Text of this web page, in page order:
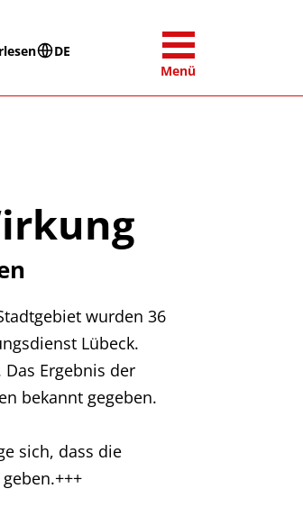
DE
Menü
wurden 36
Lübeck.
Ergebnis der
bekannt gegeben.
sich, dass die